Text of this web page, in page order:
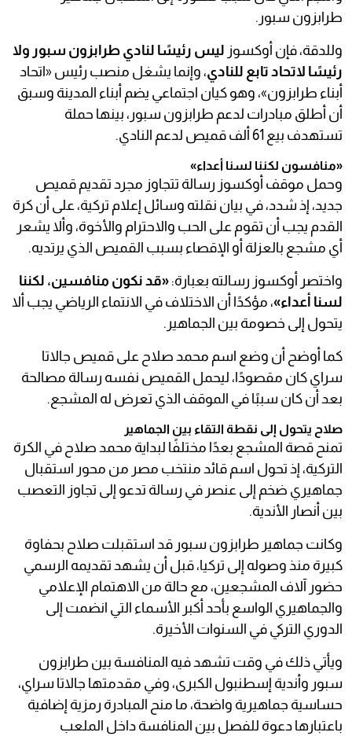
طرابزون سبور.
وللدقة، فإن أوكسوز ليس رئيسًا لنادي طرابزون سبور ولا
رئيسًا لاتحاد تابع للنادي، وإنما يشغل منصب رئيس «اتحاد
أبناء طرابزون»، وهو كيان اجتماعي يضم أبناء المدينة وسبق
أن أطلق مبادرات لدعم طرابزون سبور، بينها حملة
تستهدف بيع 61 ألف قميص لدعم النادي.
«منافسون لكننا لسنا أعداء»
وحمل موقف أوكسوز رسالة تتجاوز مجرد تقديم قميص
جديد، إذ شدد، في بيان نقلته وسائل إعلام تركية، على أن كرة
القدم يجب أن تقوم على الحب والاحترام والأخوة، وألا يشعر
أي مشجع بالعزلة أو الإقصاء بسبب القميص الذي يرتديه.
واختصر أوكسوز رسالته بعبارة: «قد نكون منافسين، لكننا
لسنا أعداء»، مؤكدًا أن الاختلاف في الانتماء الرياضي يجب ألا
يتحول إلى خصومة بين الجماهير.
كما أوضح أن وضع اسم محمد صلاح على قميص جالاتا
سراي كان مقصودًا، ليحمل القميص نفسه رسالة مصالحة
بعد أن كان سببًا في الموقف الذي تعرض له المشجع.
صلاح يتحول إلى نقطة التقاء بين الجماهير
تمنح قصة المشجع بعدًا مختلفًا لبداية محمد صلاح في الكرة
التركية، إذ تحول اسم قائد منتخب مصر من محور استقبال
جماهيري ضخم إلى عنصر في رسالة تدعو إلى تجاوز التعصب
بين أنصار الأندية.
وكانت جماهير طرابزون سبور قد استقبلت صلاح بحفاوة
كبيرة منذ وصوله إلى تركيا، قبل أن يشهد تقديمه الرسمي
حضور آلاف المشجعين، مع حالة من الاهتمام الإعلامي
والجماهيري الواسع بأحد أكبر الأسماء التي انضمت إلى
الدوري التركي في السنوات الأخيرة.
ويأتي ذلك في وقت تشهد فيه المنافسة بين طرابزون
سبور وأندية إسطنبول الكبرى، وفي مقدمتها جالاتا سراي،
حساسية جماهيرية واضحة، ما منح المبادرة رمزية إضافية
باعتبارها دعوة للفصل بين المنافسة داخل الملعب